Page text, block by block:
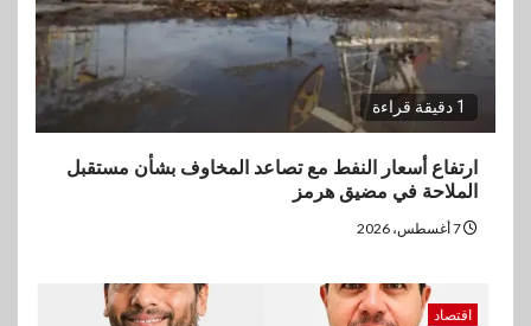
1 دقيقة قراءة
ارتفاع أسعار النفط مع تصاعد المخاوف بشأن مستقبل
الملاحة في مضيق هرمز
اقتصاد